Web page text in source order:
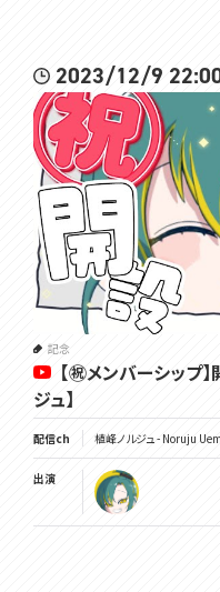
1:51:42 1時間(２時間)たった
す
1:53:52 メンバーシップ開設の
アーカイブ追ってくれてｱﾘｶﾞﾄｳ
⸜🌳⸝‍ チャンネル登録と通知ON
https://m.youtube.com/
⸜🌳⸝‍ 最新情報はTwitterＸでｯ
https://twitter.com/
⸜🌳⸝‍ グッズはこっち
https://voms.booth.pm/
⸜🌳⸝‍ VOMS公式HPはこっち
https://voms.net/
⸜🌳⸝‍ VOMS公式チャンネルはこ
https://youtube.com/
2023/12/9
記念
【㊗メンバーシップ
ジュ】
配信ch 植峰ノルジュ - Noruju
出演